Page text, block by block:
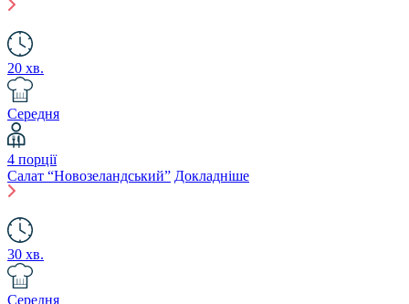
20 хв.
Середня
4 порції
Салат “Новозеландський” Докладніше
30 хв.
Середня